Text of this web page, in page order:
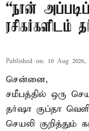
“நான்
ரசிகர்களிடம்
Published on: 10 Aug 2026,
சென்னை,
சமீபத்தில் ஒரு
தர்ஷா குப்தா
செயலி குறித்தும்